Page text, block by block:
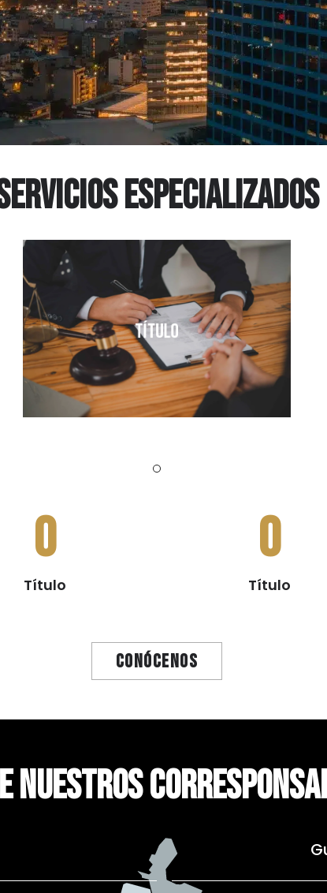
especializados
Título
I am text block. Click edit button to
change this text. Lorem ipsum dolor sit
amet, consectetur adipiscing elit.
Más información
0
Título
0
Título
Conócenos